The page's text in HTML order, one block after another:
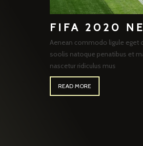
FIFA 2020
Aenean commodo ligule eget
soolis natoque penatibus et
nascetur ridiculus mus
READ MORE